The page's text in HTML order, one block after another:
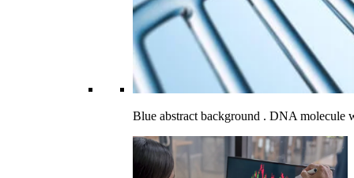
Blue abstract background . DNA molecule